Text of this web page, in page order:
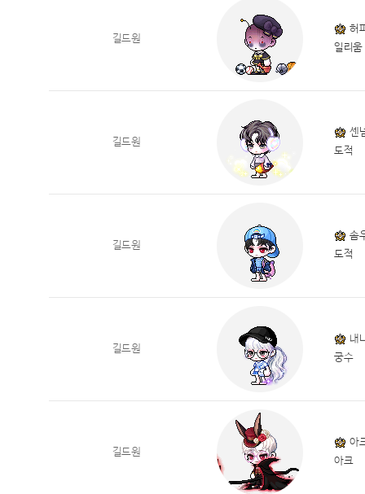
길드원
허
일리움
길드원
센
도적
길드원
솜
도적
길드원
내
궁수
길드원
아
아크